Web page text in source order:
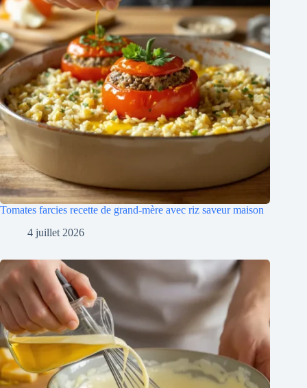
Tomates farcies recette de grand-mère avec riz saveur maison
4 juillet 2026